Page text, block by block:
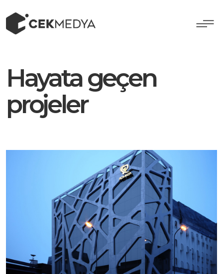
Hayata geçen
projeler